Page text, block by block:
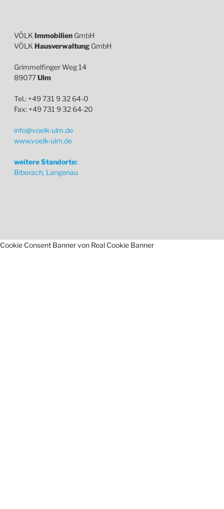
VÖLK Immobilien GmbH
VÖLK Hausverwaltung GmbH
Grimmelfinger Weg 14
89077Ulm
Tel.: +49 731 9 32 64-0
Fax: +49 731 9 32 64-20
info@voelk-ulm.de
www.voelk-ulm.de
weitere Standorte:
Biberach, Langenau
Cookie Consent Banner von Real Cookie Banner